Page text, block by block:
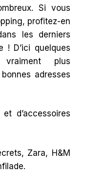
Si vous
profitez-en
les derniers
! D’ici quelques
plus
adresses
d’accessoires
Zara, H&M